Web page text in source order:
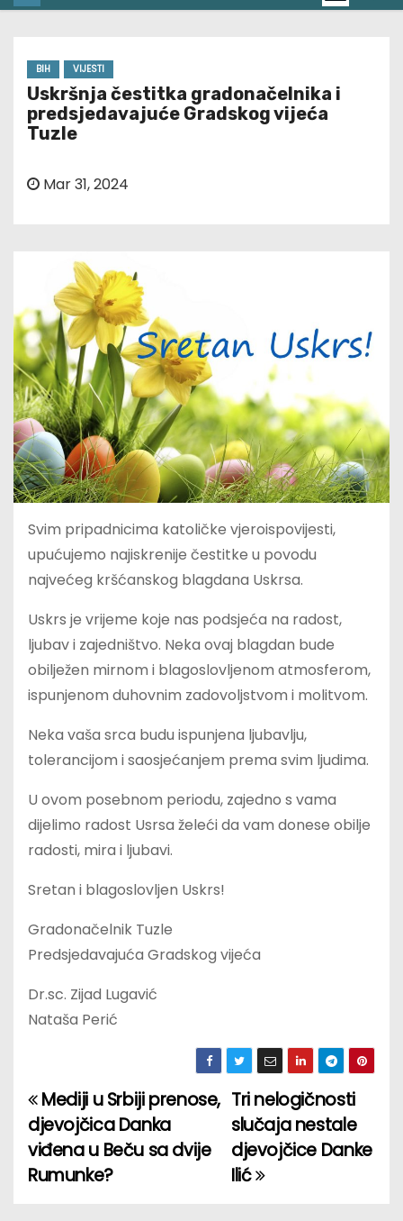
BIH VIJESTI
Uskršnja čestitka gradonačelnika i
predsjedavajuće Gradskog vijeća
Tuzle
Mar 31, 2024
Svim pripadnicima katoličke vjeroispovijesti,
upućujemo najiskrenije čestitke u povodu
najvećeg kršćanskog blagdana Uskrsa.
Uskrs je vrijeme koje nas podsjeća na radost,
ljubav i zajedništvo. Neka ovaj blagdan bude
obilježen mirnom i blagoslovljenom atmosferom,
ispunjenom duhovnim zadovoljstvom i molitvom.
Neka vaša srca budu ispunjena ljubavlju,
tolerancijom i saosjećanjem prema svim ljudima.
U ovom posebnom periodu, zajedno s vama
dijelimo radost Usrsa želeći da vam donese obilje
radosti, mira i ljubavi.
Sretan i blagoslovljen Uskrs!
Gradonačelnik Tuzle
Predsjedavajuća Gradskog vijeća
Dr.sc. Zijad Lugavić
Nataša Perić
P
o
s
Tri nelogičnosti
slučaja nestale
djevojčice Danke
Ilić
Mediji u Srbiji prenose,
djevojčica Danka
viđena u Beču sa dvije
Rumunke?